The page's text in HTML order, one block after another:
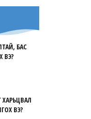
БАС
ВЭ?
ХАРЬЦВАЛ
ВЭ?